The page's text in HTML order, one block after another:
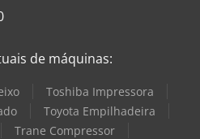
de máquinas:
Toshiba Impressora
Toyota Empilhadeira
Trane Compressor